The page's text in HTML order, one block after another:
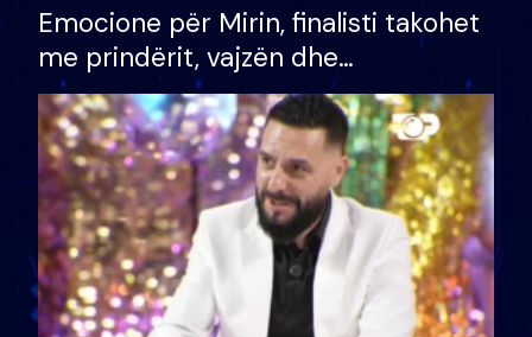
Emocione për Mirin, finalisti takohet
me prindërit, vajzën dhe
bashkëshorten: S’kemi ndonjë letër
divorci apo jo?